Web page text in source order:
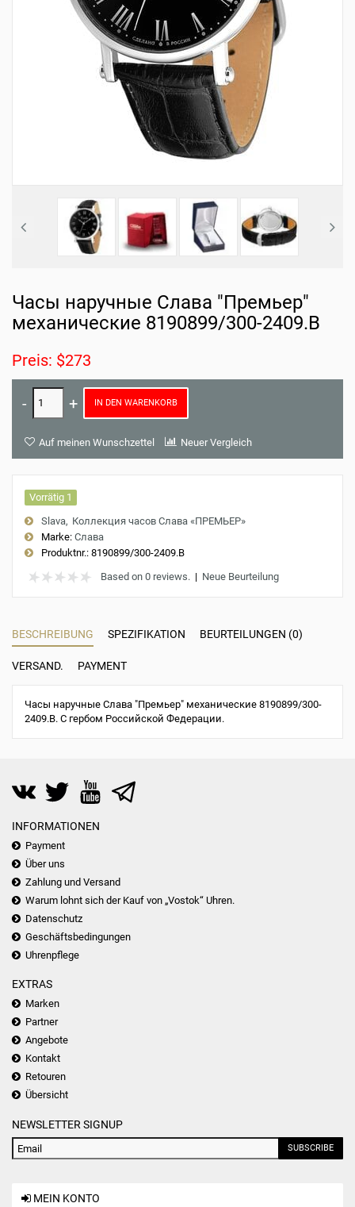
Часы наручные Слава "Премьер"
механические 8190899/300-2409.В
Preis: $273
IN DEN WARENKORB
Auf meinen Wunschzettel Neuer Vergleich
Vorrätig 1
Slava Коллекция часов Слава «ПРЕМЬЕР»
Marke: Слава
Produktnr.: 8190899/300-2409.В
Based on 0 reviews. | Neue Beurteilung
BESCHREIBUNG SPEZIFIKATION BEURTEILUNGEN (0)
VERSAND. PAYMENT
Часы наручные Слава "Премьер" механические 8190899/300-
2409.В. С гербом Российской Федерации.
INFORMATIONEN
Payment
Über uns
Zahlung und Versand
Warum lohnt sich der Kauf von „Vostok“ Uhren.
Datenschutz
Geschäftsbedingungen
Uhrenpflege
EXTRAS
Marken
Partner
Angebote
Kontakt
Retouren
Übersicht
NEWSLETTER SIGNUP
SUBSCRIBE
MEIN KONTO